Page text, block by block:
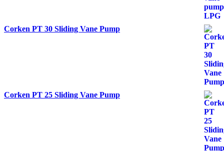
Corken PT 30 Sliding Vane Pump
Corken PT 25 Sliding Vane Pump